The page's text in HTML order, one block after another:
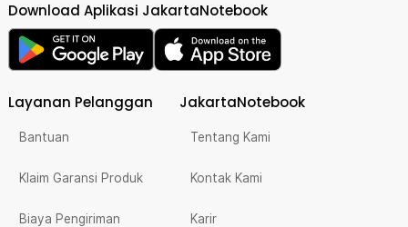
Download Aplikasi JakartaNotebook
Layanan Pelanggan
Bantuan
Klaim Garansi Produk
Biaya Pengiriman
JakartaNotebook
Tentang Kami
Kontak Kami
Karir